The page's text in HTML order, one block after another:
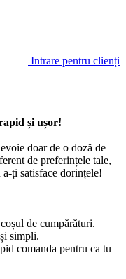
Intrare pentru clienți
și ușor!
doar de o doză de
de preferințele tale,
a-ți satisface dorințele!
de cumpărături.
simpli.
comanda pentru ca tu